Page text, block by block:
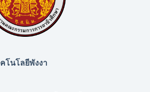
โนโลยีพังงา